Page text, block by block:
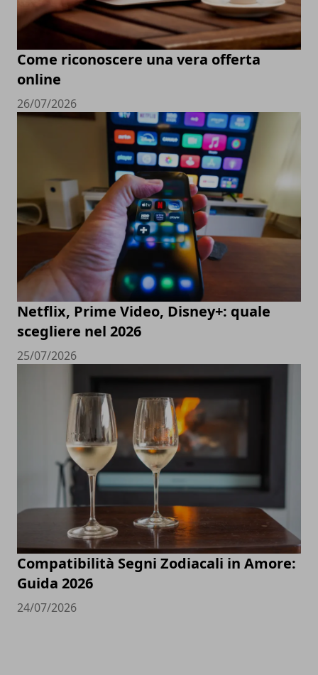
Come riconoscere una vera offerta
online
26/07/2026
Netflix, Prime Video, Disney+: quale
scegliere nel 2026
25/07/2026
Compatibilità Segni Zodiacali in Amore:
Guida 2026
24/07/2026